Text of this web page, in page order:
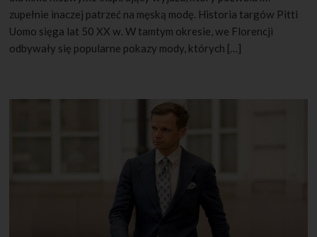
zupełnie inaczej patrzeć na męską modę. Historia targów Pitti
Uomo sięga lat 50 XX w. W tamtym okresie, we Florencji
odbywały się popularne pokazy mody, których […]